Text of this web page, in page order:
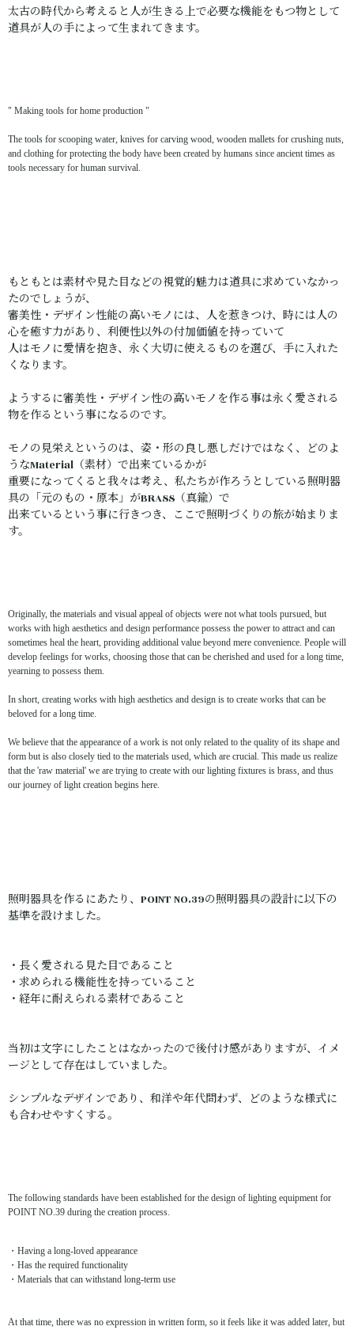
太古の時代から考えると人が生きる上で必要な機能をもつ物として
道具が人の手によって生まれてきます。
" Making tools for home production "
The tools for scooping water, knives for carving wood, wooden mallets for crushing nuts,
and clothing for protecting the body have been created by humans since ancient times as
tools necessary for human survival.
もともとは素材や見た目などの視覚的魅力は道具に求めていなかっ
たのでしょうが、
審美性・デザイン性能の高いモノには、人を惹きつけ、時には人の
心を癒す力があり、利便性以外の付加価値を持っていて
人はモノに愛情を抱き、永く大切に使えるものを選び、手に入れた
くなります。
ようするに審美性・デザイン性の高いモノを作る事は永く愛される
物を作るという事になるのです。
モノの見栄えというのは、姿・形の良し悪しだけではなく、どのよ
うなMaterial（素材）で出来ているかが
重要になってくると我々は考え、私たちが作ろうとしている照明器
具の「元のもの・原本」がBRASS（真鍮）で
出来ているという事に行きつき、ここで照明づくりの旅が始まりま
す。
Originally, the materials and visual appeal of objects were not what tools pursued, but
works with high aesthetics and design performance possess the power to attract and can
sometimes heal the heart, providing additional value beyond mere convenience. People will
develop feelings for works, choosing those that can be cherished and used for a long time,
yearning to possess them.
In short, creating works with high aesthetics and design is to create works that can be
beloved for a long time.
We believe that the appearance of a work is not only related to the quality of its shape and
form but is also closely tied to the materials used, which are crucial. This made us realize
that the 'raw material' we are trying to create with our lighting fixtures is brass, and thus
our journey of light creation begins here.
照明器具を作るにあたり、POINT NO.39の照明器具の設計に以下の
基準を設けました。
・長く愛される見た目であること
・求められる機能性を持っていること
・経年に耐えられる素材であること
当初は文字にしたことはなかったので後付け感がありますが、イメ
ージとして存在はしていました。
シンプルなデザインであり、和洋や年代問わず、どのような様式に
も合わせやすくする。
The following standards have been established for the design of lighting equipment for
POINT NO.39 during the creation process.
・Having a long-loved appearance
・Has the required functionality
・Materials that can withstand long-term use
At that time, there was no expression in written form, so it feels like it was added later, but